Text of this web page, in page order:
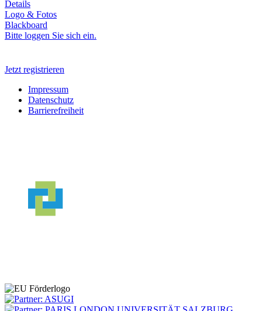
Details
Logo & Fotos
Blackboard
Bitte loggen Sie sich ein.
Jetzt registrieren
Impressum
Datenschutz
Barrierefreiheit